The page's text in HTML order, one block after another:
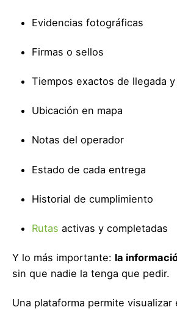
Evidencias fotográficas
Firmas o sellos
Tiempos exactos de llegada y
Ubicación en mapa
Notas del operador
Estado de cada entrega
Historial de cumplimiento
Rutas activas y completadas
Y lo más importante: la
sin que nadie la tenga que pedir.
Una plataforma permite visualizar